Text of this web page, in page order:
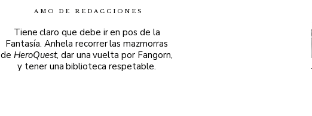
AMO DE REDACCIONES
Tiene claro que debe ir en pos de la
Fantasía. Anhela recorrer las mazmorras
de HeroQuest, dar una vuelta por Fangorn,
y tener una biblioteca respetable.